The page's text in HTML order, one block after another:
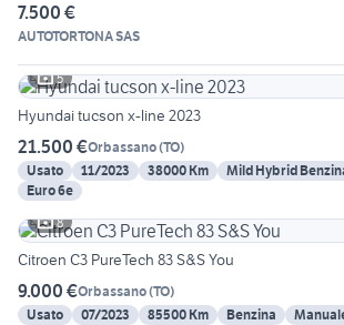
7.500 €
AUTOTORTONA SAS
5
Hyundai tucson x-line 2023
21.500 €Orbassano(TO)
Usato
11/2023 38000 Km Mild Hybrid
Euro 6e
8
Citroen C3 PureTech 83 S&S You
9.000 €Orbassano(TO)
Usato
07/2023 85500 Km Benzina